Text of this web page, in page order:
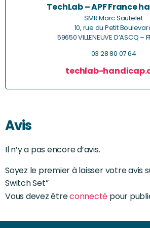
TechLab – APF France
SMR Marc Sautelet
10, rue du Petit
59650 VILLENEUVE D’ASCQ –
03 28 80 07 64
techlab-
Avis
Il n’y a pas encore d’avis.
Soyez le premier à laisser votre avis
Switch Set”
Vous devez êtreconnecté pour